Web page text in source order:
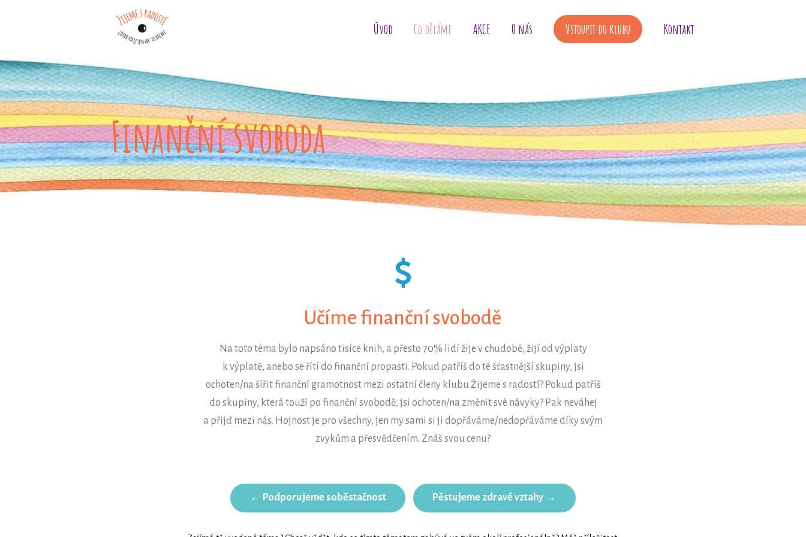
Úvod Co děláme AKCE O nás Vstoupit do klubu Kontakt
Finanční svoboda
Učíme finanční svobodě
Na toto téma bylo napsáno tisíce knih, a přesto 70% lidí žije v chudobě, žijí od výplaty
k výplatě, anebo se řítí do finanční propasti. Pokud patříš do té šťastnější skupiny, jsi
ochoten/na šířit finanční gramotnost mezi ostatní členy klubu Žijeme s radostí? Pokud patříš
do skupiny, která touží po finanční svobodě, jsi ochoten/na změnit své návyky? Pak neváhej
a přijď mezi nás. Hojnost je pro všechny, jen my sami si ji dopřáváme/nedopřáváme díky svým
zvykům a přesvědčením. Znáš svou cenu?
← Podporujeme soběstačnost Pěstujeme zdravé vztahy →